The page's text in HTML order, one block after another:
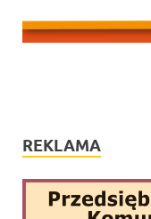
REKLAMA